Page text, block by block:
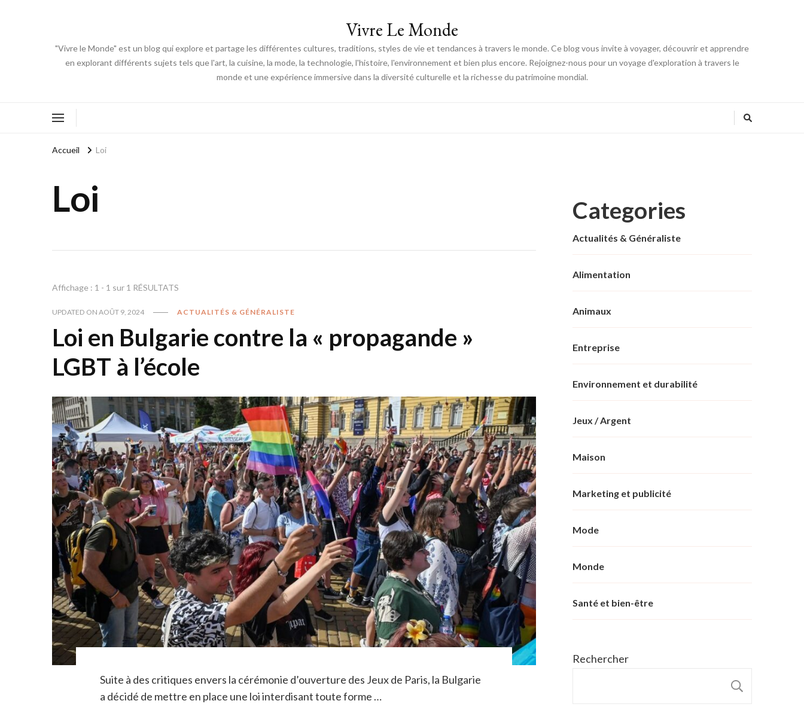
Vivre Le Monde
"Vivre le Monde" est un blog qui explore et partage les différentes cultures, traditions, styles de vie et tendances à travers le monde. Ce blog vous invite à voyager, découvrir et apprendre
en explorant différents sujets tels que l'art, la cuisine, la mode, la technologie, l'histoire, l'environnement et bien plus encore. Rejoignez-nous pour un voyage d'exploration à travers le
monde et une expérience immersive dans la diversité culturelle et la richesse du patrimoine mondial.
Accueil Loi
Loi
Affichage : 1 - 1 sur 1 RÉSULTATS
UPDATED ON AOÛT 9, 2024 ACTUALITÉS & GÉNÉRALISTE
Loi en Bulgarie contre la « propagande »
LGBT à l’école
Suite à des critiques envers la cérémonie d’ouverture des Jeux de Paris, la Bulgarie
a décidé de mettre en place une loi interdisant toute forme …
Categories
Actualités & Généraliste
Alimentation
Animaux
Entreprise
Environnement et durabilité
Jeux / Argent
Maison
Marketing et publicité
Mode
Monde
Santé et bien-être
Rechercher